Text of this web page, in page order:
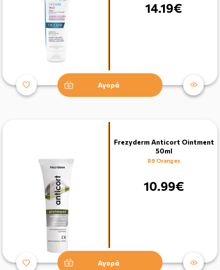
14.19€
Αγορά
Frezyderm Anticort Ointment
50ml
89 Oranges
10.99€
Αγορά